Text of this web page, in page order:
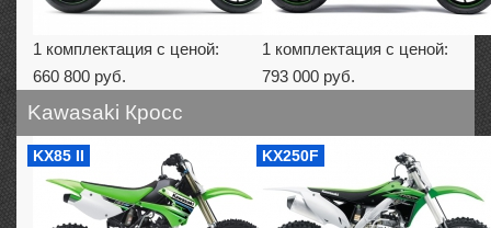
1 комплектация с ценой:
660 800 руб.
1 комплектация с ценой:
793 000 руб.
Kawasaki Кросс
KX85 II KX250F